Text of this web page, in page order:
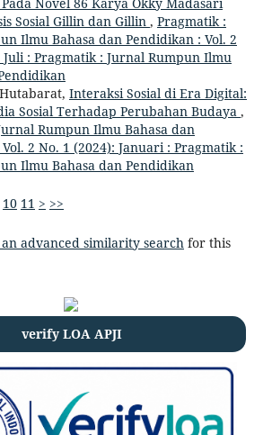
Novel 86 Karya Okky Madasari
Sosial Gillin dan Gillin , Pragmatik :
Ilmu Bahasa dan Pendidikan : Vol. 2
Juli : Pragmatik : Jurnal Rumpun Ilmu
Interaksi Sosial di Era Digital:
Sosial Terhadap Perubahan Budaya ,
Rumpun Ilmu Bahasa dan
2 No. 1 (2024): Januari : Pragmatik :
Ilmu Bahasa dan Pendidikan
10 11 > >>
advanced similarity searchfor this
verify LOA APJI